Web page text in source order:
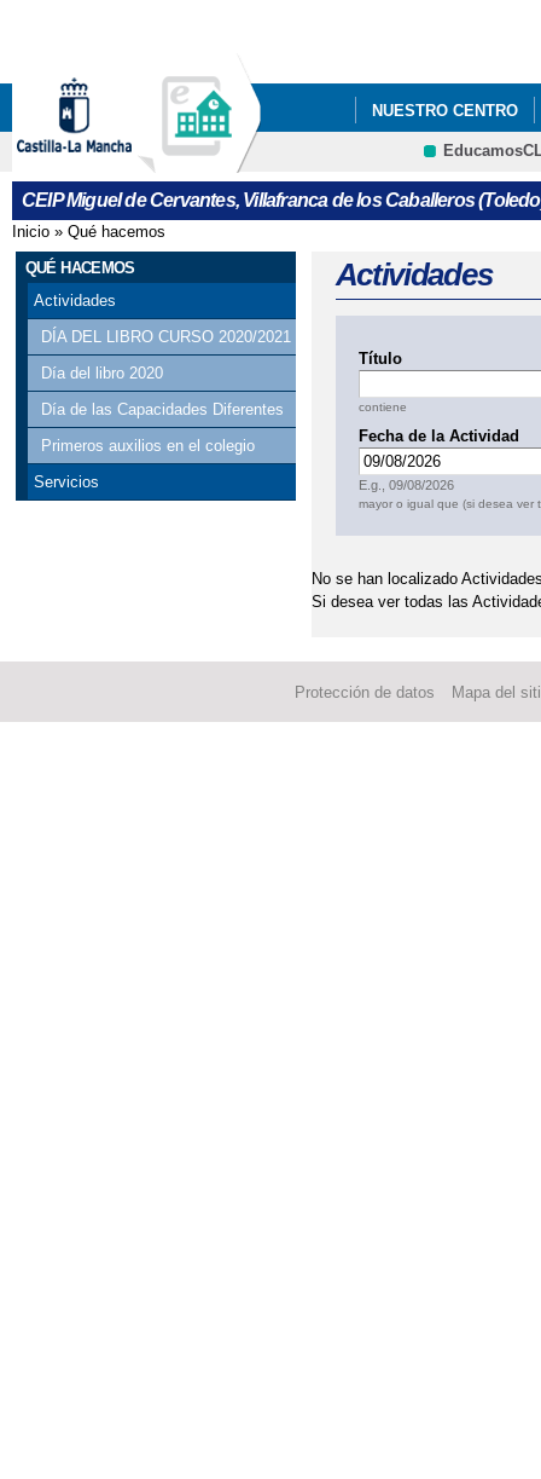
NUESTRO CENTRO
INFÓRMATE
ANEXOS
CARTA A LOS
CONCURSO PARA
ESCOLARES"
III JORNADA DE
III SEMANA
CRFP
CEIP Miguel de Cervantes, Villafranca de los Caballeros
Se encuentra usted aquí
Inicio » Qué hacemos
QUÉ HACEMOS
Actividades
DÍA DEL LIBRO CURSO 2020/2021
Día del libro 2020
Día de las Capacidades Diferentes
Primeros auxilios en el colegio
Servicios
Actividades
Título
contiene
Fecha de la Actividad
Fecha
E.g., 09/08/2026
mayor o igual que (si desea ver
No se han localizado
Si desea ver todas las
Protección de datos Mapa del